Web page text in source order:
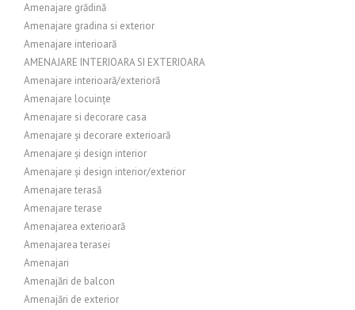
Amenajare grădină
Amenajare gradina si exterior
Amenajare interioară
AMENAJARE INTERIOARA SI EXTERIOARA
Amenajare interioară/exterioră
Amenajare locuințe
Amenajare si decorare casa
Amenajare și decorare exterioară
Amenajare și design interior
Amenajare și design interior/exterior
Amenajare terasă
Amenajare terase
Amenajarea exterioară
Amenajarea terasei
Amenajari
Amenajări de balcon
Amenajări de exterior